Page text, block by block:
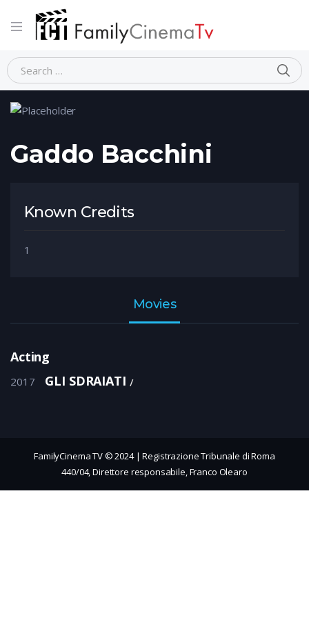
Home Person Gaddo Bacchini
Gaddo Bacchini
Known Credits
1
Movies
Acting
2017 GLI SDRAIATI
FamilyCinema TV © 2024 | Registrazione Tribunale di Roma
440/04, Direttore responsabile, Franco Olearo